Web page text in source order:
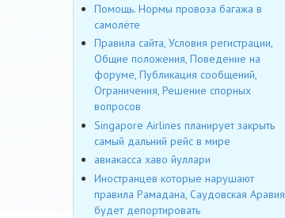
Помощь. Нормы провоза багажа в
самолёте
Правила сайта, Условия регистрации,
Общие положения, Поведение на
форуме, Публикация сообщений,
Ограничения, Решение спорных
вопросов
Singapore Airlines планирует закрыть
самый дальний рейс в мире
авиакасса хаво йуллари
Иностранцев которые нарушают
правила Рамадана, Саудовская Аравия
будет депортировать